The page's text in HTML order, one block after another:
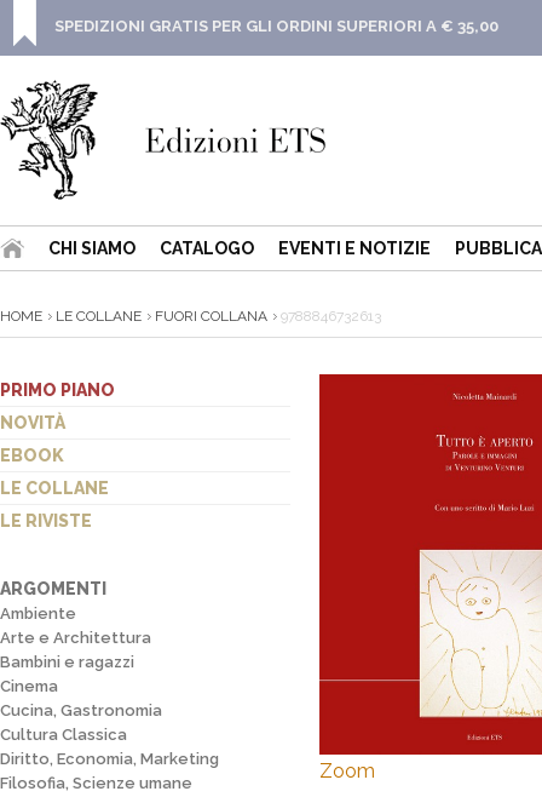
SPEDIZIONI GRATIS PER GLI ORDINI SUPERIORI A € 35,00
CHI SIAMO CATALOGO EVENTI E NOTIZIE
HOME LE COLLANE FUORI COLLANA 9788846732613
PRIMO PIANO
NOVITÀ
EBOOK
LE COLLANE
LE RIVISTE
ARGOMENTI
Ambiente
Arte e Architettura
Bambini e ragazzi
Cinema
Cucina, Gastronomia
Cultura Classica
Diritto, Economia, Marketing
Filosofia, Scienze umane
Zoom